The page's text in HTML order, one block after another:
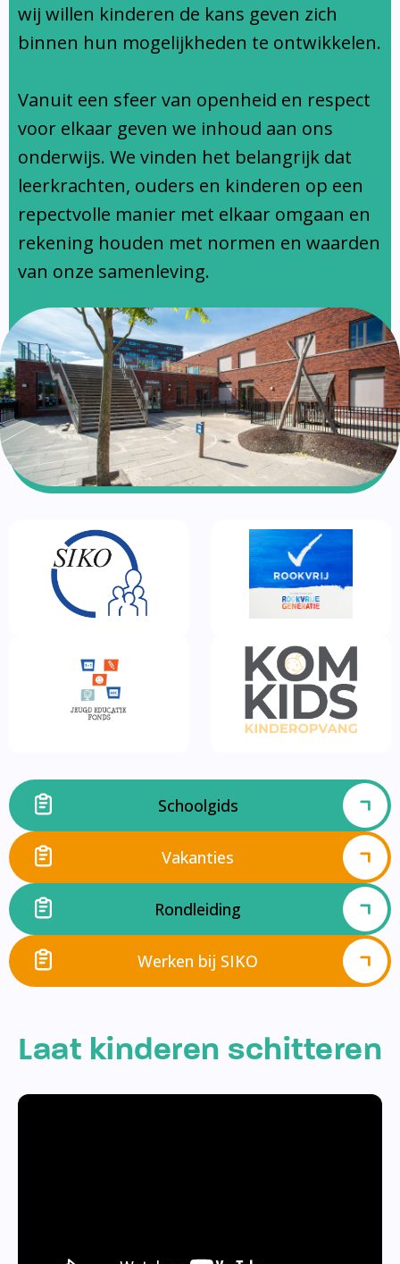
Ondersteuningsprofiel
wij willen kinderen de kans geven zich
binnen hun mogelijkheden te ontwikkelen.
Vanuit een sfeer van openheid en respect
voor elkaar geven we inhoud aan ons
onderwijs. We vinden het belangrijk dat
leerkrachten, ouders en kinderen op een
repectvolle manier met elkaar omgaan en
rekening houden met normen en waarden
van onze samenleving.
Schoolgids
Vakanties
Rondleiding
Werken bij SIKO
Laat kinderen schitteren